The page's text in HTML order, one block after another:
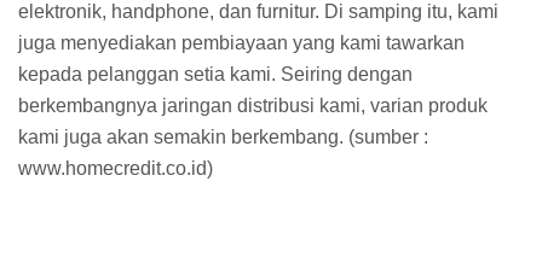
elektronik, handphone, dan furnitur. Di samping itu, kami
juga menyediakan pembiayaan yang kami tawarkan
kepada pelanggan setia kami. Seiring dengan
berkembangnya jaringan distribusi kami, varian produk
kami juga akan semakin berkembang. (sumber :
www.homecredit.co.id)